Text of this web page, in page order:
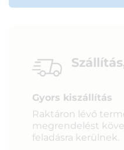
Gyors kiszállítás
Raktáron lévő
megrendelést
feladásra kerülnek.